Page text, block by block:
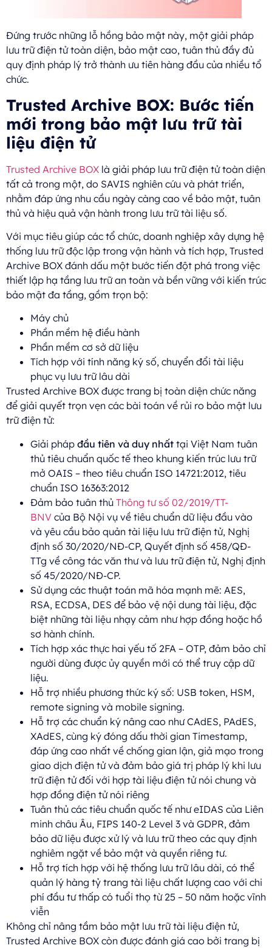
Đứng trước những lỗ hồng bảo mật này, một giải pháp
lưu trữ điện tử toàn diện, bảo mật cao, tuân thủ đầy đủ
quy định pháp lý trở thành ưu tiên hàng đầu của nhiều tổ
chức.
Trusted Archive BOX: Bước tiến
mới trong bảo mật lưu trữ tài
liệu điện tử
Trusted Archive BOX là giải pháp lưu trữ điện tử toàn diện
tất cả trong một, do SAVIS nghiên cứu và phát triển,
nhằm đáp ứng nhu cầu ngày càng cao về bảo mật, tuân
thủ và hiệu quả vận hành trong lưu trữ tài liệu số.
Với mục tiêu giúp các tổ chức, doanh nghiệp xây dựng hệ
thống lưu trữ độc lập trong vận hành và tích hợp, Trusted
Archive BOX đánh dấu một bước tiến đột phá trong việc
thiết lập hạ tầng lưu trữ an toàn và bền vững với kiến trúc
bảo mật đa tầng, gồm trọn bộ:
Máy chủ
Phần mềm hệ điều hành
Phần mềm cơ sở dữ liệu
Tích hợp với tính năng ký số, chuyển đổi tài liệu
phục vụ lưu trữ lâu dài
Trusted Archive BOX được trang bị toàn diện chức năng
để giải quyết trọn vẹn các bài toán về rủi ro bảo mật lưu
trữ điện tử:
Giải pháp đầu tiên và duy nhất tại Việt Nam tuân
thủ tiêu chuẩn quốc tế theo khung kiến trúc lưu trữ
mở OAIS – theo tiêu chuẩn ISO 14721:2012, tiêu
chuẩn ISO 16363:2012
Đảm bảo tuân thủ Thông tư số 02/2019/TT-
BNV của Bộ Nội vụ về tiêu chuẩn dữ liệu đầu vào
và yêu cầu bảo quản tài liệu lưu trữ điện tử, Nghị
định số 30/2020/NĐ-CP, Quyết định số 458/QĐ-
TTg về công tác văn thư và lưu trữ điện tử, Nghị định
số 45/2020/NĐ-CP.
Sử dụng các thuật toán mã hóa mạnh mẽ: AES,
RSA, ECDSA, DES để bảo vệ nội dung tài liệu, đặc
biệt những tài liệu nhạy cảm như hợp đồng hoặc hồ
sơ hành chính.
Tích hợp xác thực hai yếu tố 2FA – OTP, đảm bảo chỉ
người dùng được ủy quyền mới có thể truy cập dữ
liệu.
Hỗ trợ nhiều phương thức ký số: USB token, HSM,
remote signing và mobile signing.
Hỗ trợ các chuẩn ký nâng cao như CAdES, PAdES,
XAdES, cùng ký đóng dấu thời gian Timestamp,
đáp ứng cao nhất về chống gian lận, giả mạo trong
giao dịch điện tử và đảm bảo giá trị pháp lý khi lưu
trữ điện tử đối với hợp tài liệu điện tử nói chung và
hợp đồng điện tử nói riêng
Tuân thủ các tiêu chuẩn quốc tế như eIDAS của Liên
minh châu Âu, FIPS 140-2 Level 3 và GDPR, đảm
bảo dữ liệu được xử lý và lưu trữ theo các quy định
nghiêm ngặt về bảo mật và quyền riêng tư.
Hỗ trợ tích hợp với hệ thống lưu trữ lâu dài, có thể
quản lý hàng tỷ trang tài liệu chất lượng cao với chi
phí đầu tư thấp có tuổi thọ từ 25 – 50 năm hoặc vĩnh
viễn
Không chỉ nâng tầm bảo mật lưu trữ tài liệu điện tử,
Trusted Archive BOX còn được đánh giá cao bởi trang bị